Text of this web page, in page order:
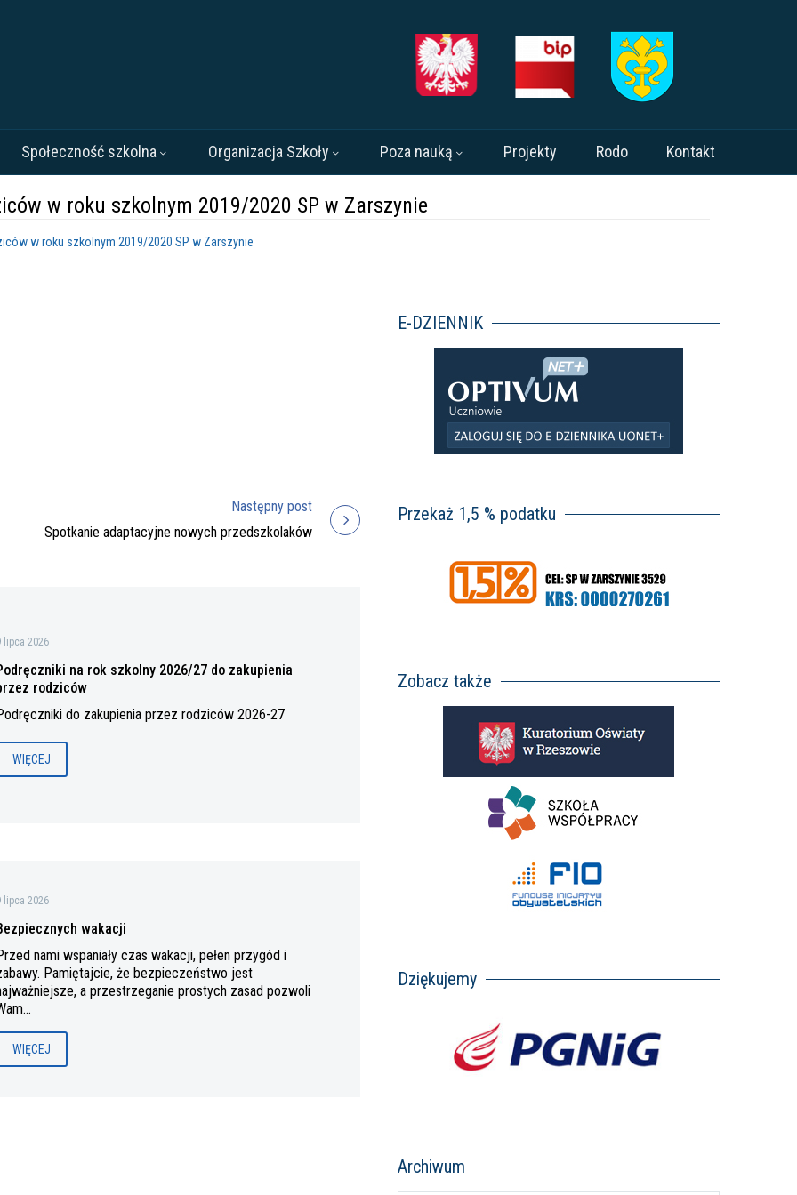
Społeczność szkolna Organizacja Szkoły Poza nauką Projekty Rodo Kontakt
w roku szkolnym 2019/2020 SP w Zarszynie
w roku szkolnym 2019/2020 SP w Zarszynie
Następny post
Spotkanie adaptacyjne nowych przedszkolaków
lipca 2026
na rok szkolny 2026/27 do zakupienia
rodziców
do zakupienia przez rodziców 2026-27
WIĘCEJ
lipca 2026
wakacji
nami wspaniały czas wakacji, pełen przygód i
Pamiętajcie, że bezpieczeństwo jest
a przestrzeganie prostych zasad pozwoli
WIĘCEJ
E-DZIENNIK
Przekaż 1,5 % podatku
Zobacz także
Dziękujemy
Archiwum